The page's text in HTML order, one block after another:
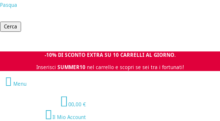
Pasqua
Cerca
-10% DI SCONTO EXTRA SU 10 CARRELLI AL GIORNO.
Inserisci SUMMER10 nel carrello e scopri se sei tra i fortunati!
Menu
00,00 €
Il Mio Account